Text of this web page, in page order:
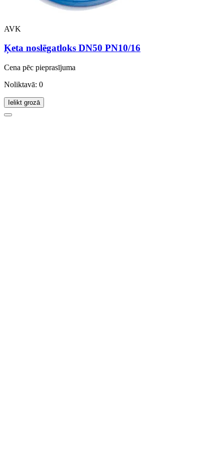
AVK
Ķeta noslēgatloks DN50 PN10/16
Cena pēc pieprasījuma
Noliktavā: 0
Ielikt grozā